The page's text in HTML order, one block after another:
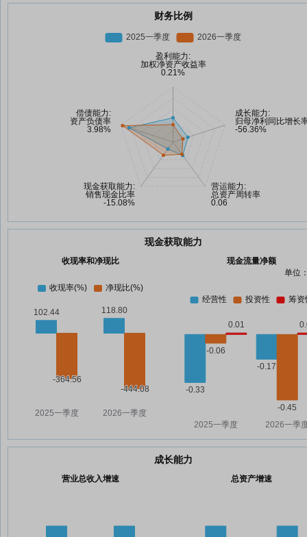
财务比例
现金获取能力
收现率和净现比
现金流量净额
单位
成长能力
营业总收入增速 总资产增速